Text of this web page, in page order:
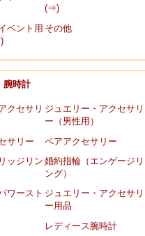
(⇒)
ベント用 その他
腕時計
クセサリ ジュエリー・アクセサリ
ー（男性用）
サリー
ペアアクセサリー
ッジリン 婚約指輪（エンゲージリ
ング）
ワースト ジュエリー・アクセサリ
ー用品
レディース腕時計